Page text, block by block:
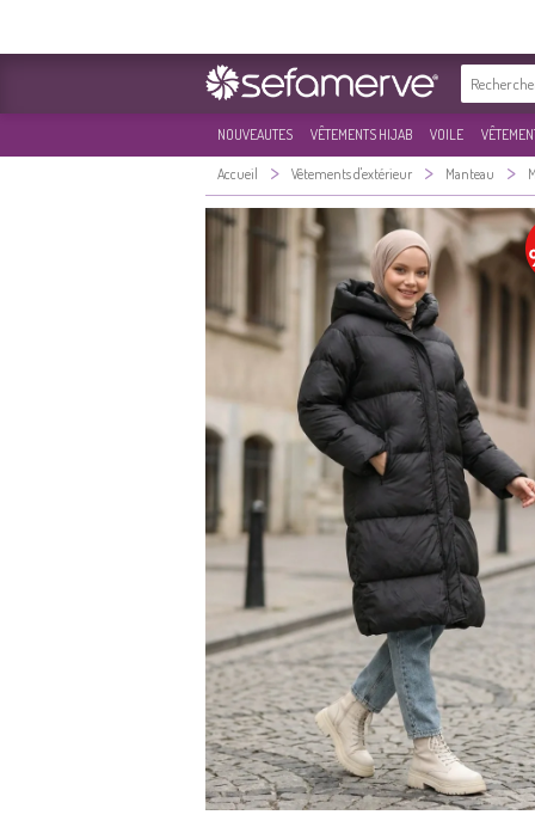
NOUVEAUTES VÊTEMENTS HIJAB VOILE
Accueil > Vêtements d'extérieur > Manteau >